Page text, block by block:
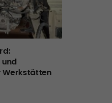
Werkstätten